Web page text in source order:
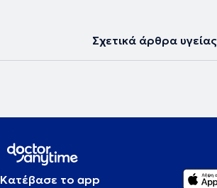
Σχετικά άρθρα υγείας
Κατέβασε το app